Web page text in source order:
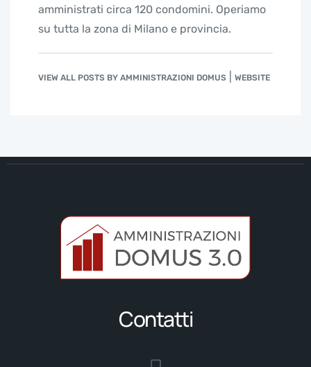
amministrati circa 120 condomini. Operiamo
su tutta la zona di Milano e provincia.
VIEW ALL POSTS BY AMMINISTRAZIONI DOMUS WEBSITE
Contatti